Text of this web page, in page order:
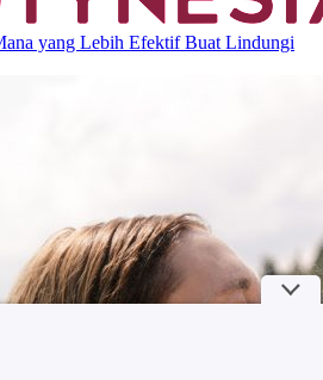
yang Lebih Efektif Buat Lindungi